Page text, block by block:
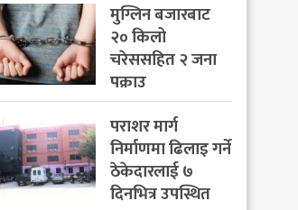
मुग्लिन बजारबाट
२० किलो
चरेससहित २ जना
पक्राउ
पराशर मार्ग
निर्माणमा ढिलाइ गर्ने
ठेकेदारलाई ७
दिनभित्र उपस्थित